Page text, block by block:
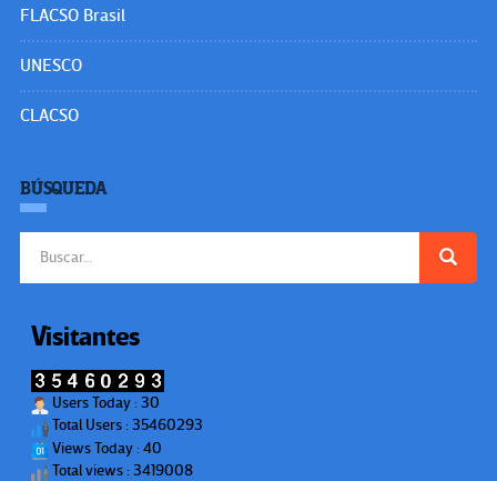
FLACSO Brasil
UNESCO
CLACSO
BÚSQUEDA
Visitantes
Users Today : 30
Total Users : 35460293
Views Today : 40
Total views : 3419008